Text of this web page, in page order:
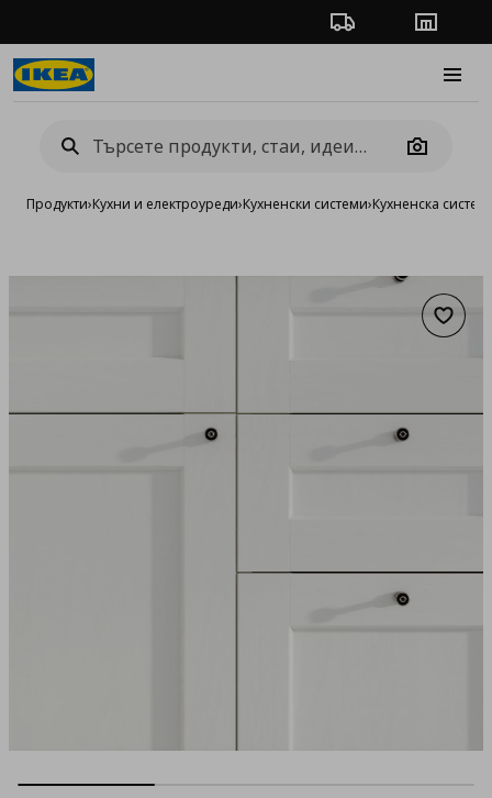
Проследяване на
Camera
Продукти›Кухни и електроуреди›Кухненски системи›Кухненска